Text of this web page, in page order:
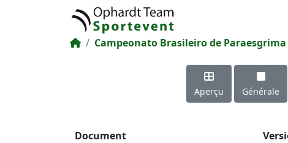
Campeonato Brasileiro de Paraesgrima
Aperçu Générale
Document